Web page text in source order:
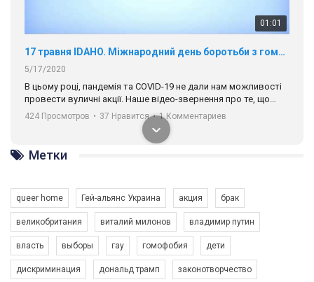
01:01
17 травня IDAHO. Міжнародний день боротьби з гомофобією трансфобією і біфобія.
5/17/2020
В цьому році, пандемія та COVІD-19 не дали нам можливості
провести вуличні акції. Наше відео-звернення про те, що
навіть коли ми у різних містах та не можемо зустрінеться, ми
разом. Ми закликаємо всіх хто поділяє цінності рівності та
солідарності, приєднатися до нас. Регіональні підрозділи
ГАУ є в 16 областях України.
Разом наш голос лунає гучніше!
424 Просмотров • 37 Нравится • 1 Комментариев
Метки
queer home Гей-альянс Украина акция брак
великобритания виталий милонов владимир путин
власть выборы гау гомофобия дети
дискриминация дональд трамп законотворчество